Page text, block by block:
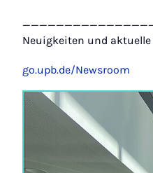
Neuigkeiten und
go.upb.de/Newsroom